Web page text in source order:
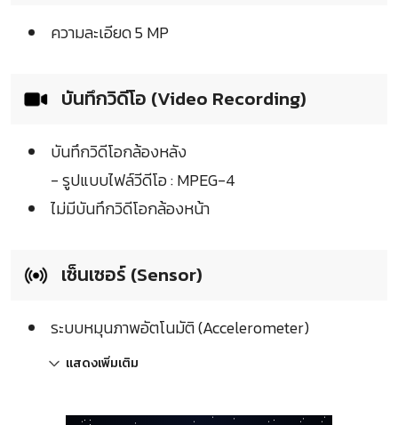
ความละเอียด 5 MP
บันทึกวิดีโอ (Video Recording)
บันทึกวิดีโอกล้องหลัง
- รูปแบบไฟล์วีดีโอ : MPEG-4
ไม่มีบันทึกวิดีโอกล้องหน้า
เซ็นเซอร์ (Sensor)
ระบบหมุนภาพอัตโนมัติ (Accelerometer)
แสดงเพิ่มเติม